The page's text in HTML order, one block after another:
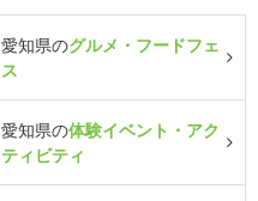
愛知県のグルメ・フードフェ
ス
愛知県の体験イベント・アク
ティビティ